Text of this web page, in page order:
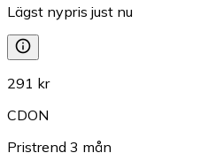
Lägst nypris just nu
291 kr
CDON
Pristrend 3 mån